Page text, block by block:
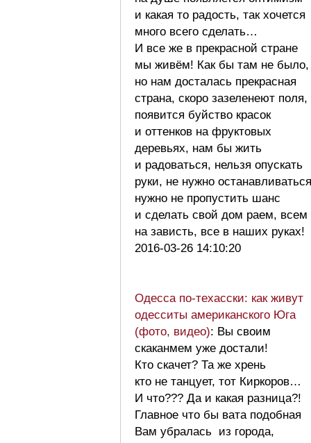
и какая то радость, так хочется
много всего сделать…
И все же в прекрасной стране
мы живём! Как бы там не было,
но нам досталась прекрасная
страна, скоро зазеленеют поля,
появится буйство красок
и оттенков на фруктовых
деревьях, нам бы жить
и радоваться, нельзя опускать
руки, не нужно
нужно не пропустить шанс
и сделать свой дом раем, всем
на зависть, все в наших руках!
2016-03-26 14:10:20
Одесса по-техасски: как живут
одесситы американского Юга
(фото, видео): Вы своим
скаканмем уже достали!
Кто скачет? Та же хрень
кто не танцует, тот Киркоров…
И что??? Да и какая разница?!
Главное что бы вата подобная
Вам убралась из города,